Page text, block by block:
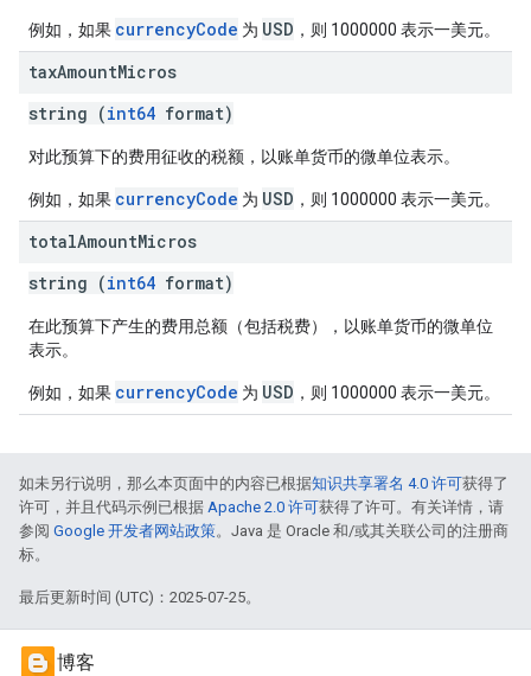
例如，如果 currencyCode 为 USD ，则 1000000 表示一美元。
taxAmountMicros
string (int64 format)
对此预算下的费用征收的税额，以账单货币的微单位表示。
例如，如果 currencyCode 为 USD ，则 1000000 表示一美元。
totalAmountMicros
string (int64 format)
在此预算下产生的费用总额（包括税费），以账单货币的微单位
表示。
例如，如果 currencyCode 为 USD ，则 1000000 表示一美元。
如未另行说明，那么本页面中的内容已根据知识共享署名 4.0 许可获得了
许可，并且代码示例已根据 Apache 2.0 许可获得了许可。有关详情，请
参阅 Google 开发者网站政策。Java 是 Oracle 和/或其关联公司的注册商
标。
最后更新时间 (UTC)：2025-07-25。
博客